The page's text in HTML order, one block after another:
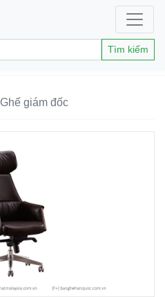
Tìm kiếm
Ghế giám đốc